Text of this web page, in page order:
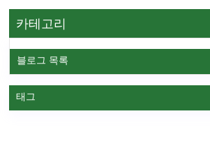
인 필라멘트 형태로 뽑아낸 무기 섬유입
비해 현무암 섬유는 추가 첨가제가 필요
끗하고 안정적이며 환경 친화적입니다.
다음과 같습니다. 고강도 및 고탄성률현
는 강철과 비슷한 강도와 강성 수준에 도
뛰어난 인장 강도와 충격 저항성을 제공
기존 금속 부품과 비교했을 때, 현무암
게를 크게 줄여주므로 자동차, 스포츠
이상적입니다. 내열성, 내식성, 화학적
카테고리
블로그 목록
태그